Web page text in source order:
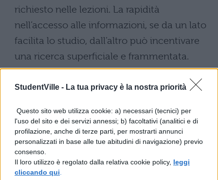
StudentVille - La tua privacy è la nostra priorità
Questo sito web utilizza cookie: a) necessari (tecnici) per
l'uso del sito e dei servizi annessi; b) facoltativi (analitici e di
profilazione, anche di terze parti, per mostrarti annunci
personalizzati in base alle tue abitudini di navigazione) previo
consenso.
Il loro utilizzo è regolato dalla relativa cookie policy, leggi
cliccando qui
richiesto nelle lezioni. La rapidità
nell’accesso alle informazioni, se da un lato
facilita lo studio, dall’altro può incentivare
una ricerca superficiale e frammentata.
Studenti e docenti rischiano di affidarsi
a risposte istantanee, perdendo
l’occasione di sviluppare competenze
critiche e analitiche. Un approccio così
immediato potrebbe indebolire la capacità
di ragionamento e la consapevolezza
critica.